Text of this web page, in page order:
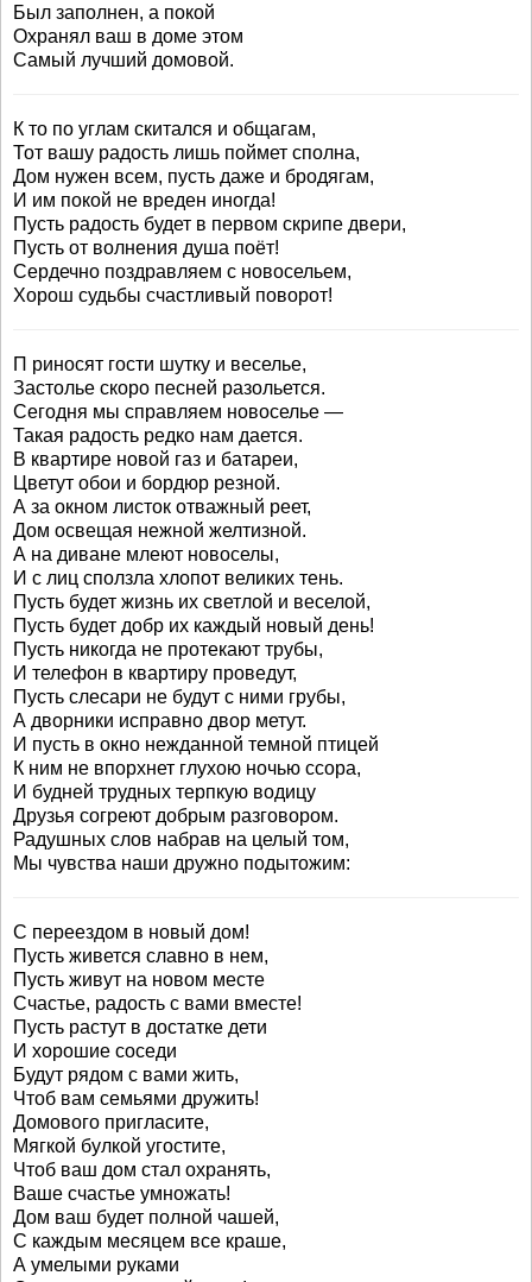
Был заполнен, а покой
Охранял ваш в доме этом
Самый лучший домовой.
К то по углам скитался и общагам,
Тот вашу радость лишь поймет сполна,
Дом нужен всем, пусть даже и бродягам,
И им покой не вреден иногда!
Пусть радость будет в первом скрипе двери,
Пусть от волнения душа поёт!
Сердечно поздравляем с новосельем,
Хорош судьбы счастливый поворот!
П риносят гости шутку и веселье,
Застолье скоро песней разольется.
Сегодня мы справляем новоселье —
Такая радость редко нам дается.
В квартире новой газ и батареи,
Цветут обои и бордюр резной.
А за окном листок отважный реет,
Дом освещая нежной желтизной.
А на диване млеют новоселы,
И с лиц сползла хлопот великих тень.
Пусть будет жизнь их светлой и веселой,
Пусть будет добр их каждый новый день!
Пусть никогда не протекают трубы,
И телефон в квартиру проведут,
Пусть слесари не будут с ними грубы,
А дворники исправно двор метут.
И пусть в окно нежданной темной птицей
К ним не впорхнет глухою ночью ссора,
И будней трудных терпкую водицу
Друзья согреют добрым разговором.
Радушных слов набрав на целый том,
Мы чувства наши дружно подытожим:
С переездом в новый дом!
Пусть живется славно в нем,
Пусть живут на новом месте
Счастье, радость с вами вместе!
Пусть растут в достатке дети
И хорошие соседи
Будут рядом с вами жить,
Чтоб вам семьями дружить!
Домового пригласите,
Мягкой булкой угостите,
Чтоб ваш дом стал охранять,
Ваше счастье умножать!
Дом ваш будет полной чашей,
С каждым месяцем все краше,
А умелыми руками